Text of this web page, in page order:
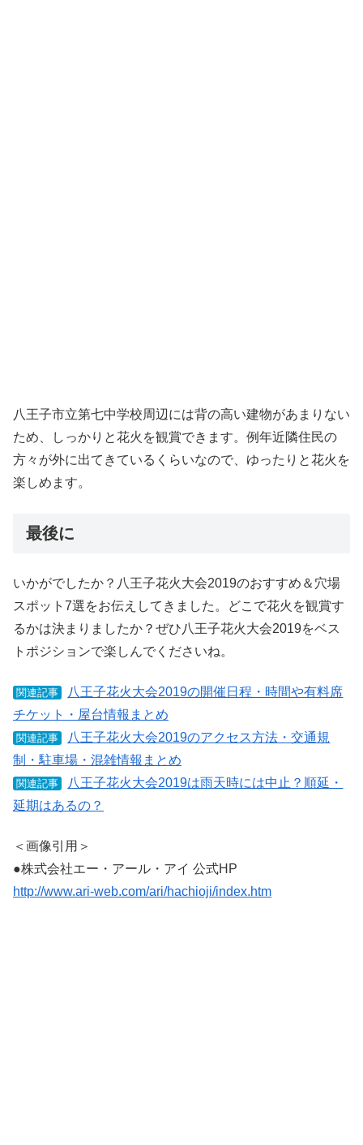
八王子市立第七中学校周辺には背の高い建物があまりない
ため、しっかりと花火を観賞できます。例年近隣住民の
方々が外に出てきているくらいなので、ゆったりと花火を
楽しめます。
最後に
いかがでしたか？八王子花火大会2019のおすすめ＆穴場
スポット7選をお伝えしてきました。どこで花火を観賞す
るかは決まりましたか？ぜひ八王子花火大会2019をベス
トポジションで楽しんでくださいね。
関連記事
八王子花火大会2019の開催日程・時間や有料席
チケット・屋台情報まとめ
関連記事
八王子花火大会2019のアクセス方法・交通規
制・駐車場・混雑情報まとめ
関連記事
八王子花火大会2019は雨天時には中止？順延・
延期はあるの？
＜画像引用＞
●株式会社エー・アール・アイ 公式HP
http://www.ari-web.com/ari/hachioji/index.htm